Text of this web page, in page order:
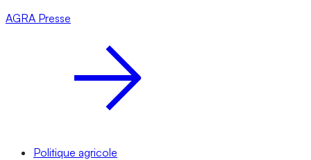
AGRA Presse
Politique agricole